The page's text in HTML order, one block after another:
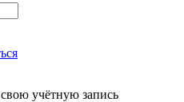
учётную запись